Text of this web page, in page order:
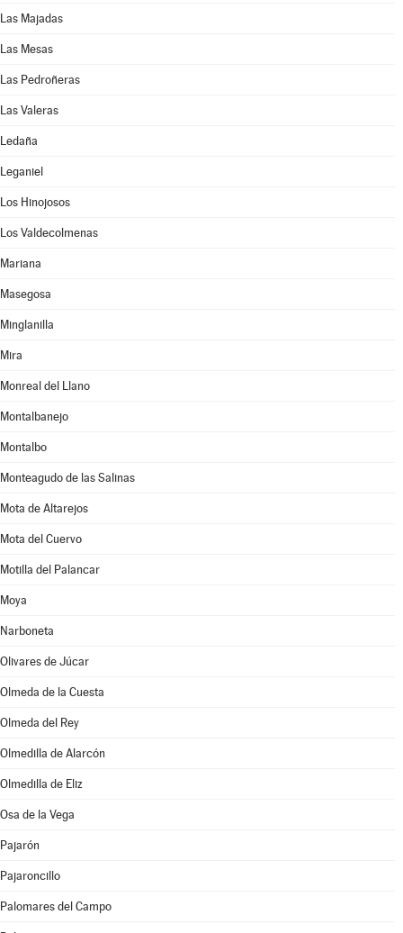
Las Majadas
Las Mesas
Las Pedroñeras
Las Valeras
Ledaña
Leganiel
Los Hinojosos
Los Valdecolmenas
Mariana
Masegosa
Minglanilla
Mira
Monreal del Llano
Montalbanejo
Montalbo
Monteagudo de las Salinas
Mota de Altarejos
Mota del Cuervo
Motilla del Palancar
Moya
Narboneta
Olivares de Júcar
Olmeda de la Cuesta
Olmeda del Rey
Olmedilla de Alarcón
Olmedilla de Eliz
Osa de la Vega
Pajarón
Pajaroncillo
Palomares del Campo